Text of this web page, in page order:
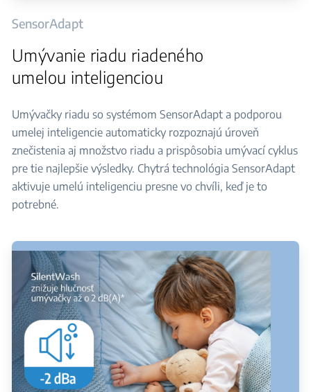
SensorAdapt
Umývanie riadu riadeného
umelou inteligenciou
Umývačky riadu so systémom SensorAdapt a podporou
umelej inteligencie automaticky rozpoznajú úroveň
znečistenia aj množstvo riadu a prispôsobia umývací cyklus
pre tie najlepšie výsledky. Chytrá technológia SensorAdapt
aktivuje umelú inteligenciu presne vo chvíli, keď je to
potrebné.